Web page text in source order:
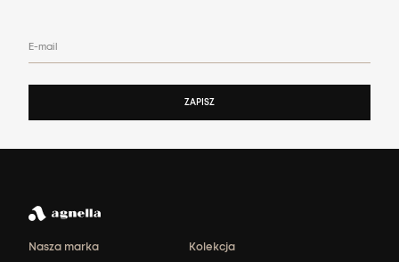
E-mail
ZAPISZ
Nasza marka Kolekcja